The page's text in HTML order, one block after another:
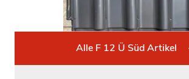
Alle F 12 Ü Süd Artikel